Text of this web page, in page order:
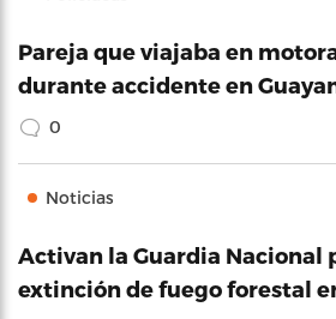
Pareja que viajaba en
durante accidente en
0
Noticias
Activan la Guardia Nacional
extinción de fuego forestal